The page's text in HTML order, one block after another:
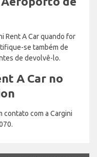
Rent A Car quando for
se também de
de devolvê-lo.
A Car no
contato com a Cargini